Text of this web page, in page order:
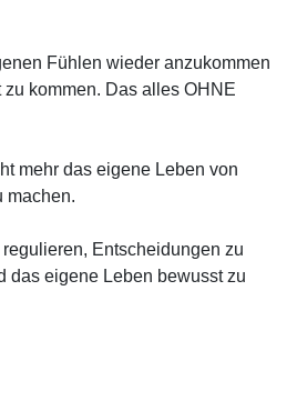
Fühlen wieder anzukommen
kommen. Das alles OHNE
mehr das eigene Leben von
machen.
Entscheidungen zu
das eigene Leben bewusst zu